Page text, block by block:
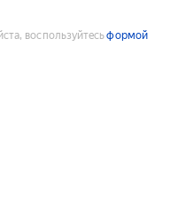
воспользуйтесьформой